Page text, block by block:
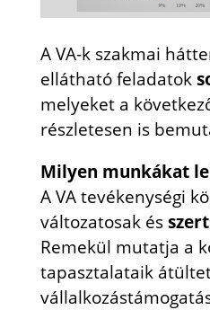
A VA-k szakmai
ellátható feladatok
melyeket a
részletesen is
Milyen munkákat
A VA tevékenységi
változatosak és
Remekül mutatja a
tapasztalataik